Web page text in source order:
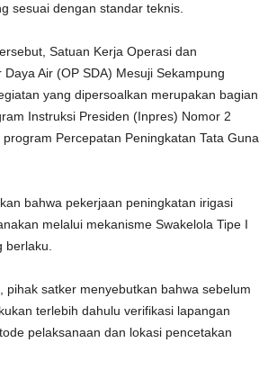
sesuai dengan standar teknis.
Satuan Kerja Operasi dan
Air (OP SDA) Mesuji Sekampung
yang dipersoalkan merupakan bagian
Instruksi Presiden (Inpres) Nomor 2
Percepatan Peningkatan Tata Guna
bahwa pekerjaan peningkatan irigasi
melalui mekanisme Swakelola Tipe I
pihak satker menyebutkan bahwa sebelum
terlebih dahulu verifikasi lapangan
pelaksanaan dan lokasi pencetakan